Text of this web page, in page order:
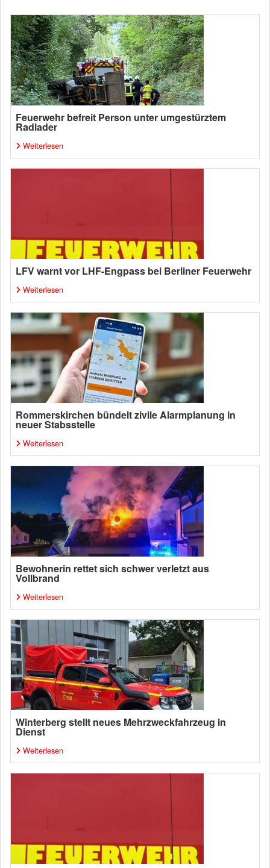
Feuerwehr befreit Person unter umgestürztem
Radlader
Weiterlesen
LFV warnt vor LHF-Engpass bei Berliner Feuerwehr
Weiterlesen
Rommerskirchen bündelt zivile Alarmplanung in
neuer Stabsstelle
Weiterlesen
Bewohnerin rettet sich schwer verletzt aus
Vollbrand
Weiterlesen
Winterberg stellt neues Mehrzweckfahrzeug in
Dienst
Weiterlesen